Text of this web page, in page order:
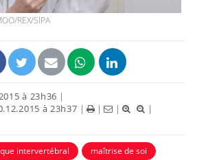
REX/SIPA
à 23h36 |
à 23h37 | | |
|
intervertébral maîtrise de soi